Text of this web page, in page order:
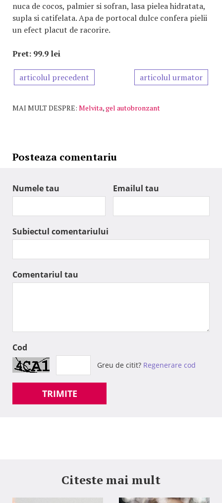
nuca de cocos, palmier si sofran, lasa pielea hidratata,
supla si catifelata. Apa de portocal dulce confera pielii
un efect placut de racorire.
Pret: 99.9 lei
articolul precedent articolul urmator
MAI MULT DESPRE: Melvita,gel autobronzant
Posteaza comentariu
Numele tau Emailul tau
Subiectul comentariului
Comentariul tau
Cod
Greu de citit? Regenerare cod
TRIMITE
Citeste mai mult